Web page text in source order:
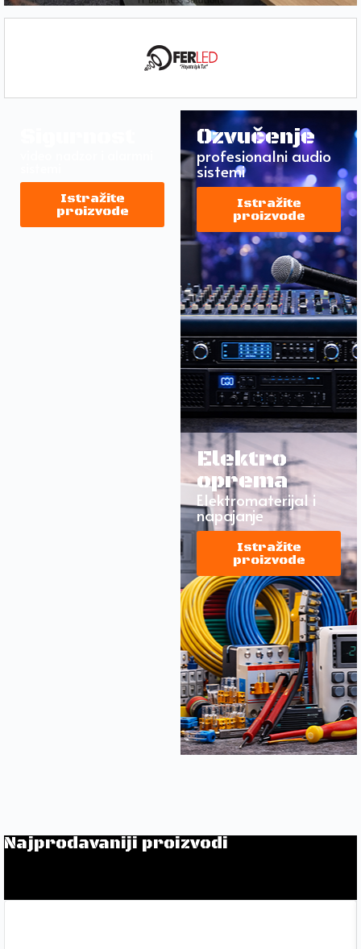
Pogledajte sve naše projekte
rješenjima koja ostavljaju snažan prvi dojam i podižu vaš brend na
Istražite
proizvode
Ozvučenje
profesionalni audio
sistemi
Istražite
proizvode
Elektro
oprema
Elektromaterijal i
napajanje
Istražite
proizvode
Najprodavaniji proizvodi